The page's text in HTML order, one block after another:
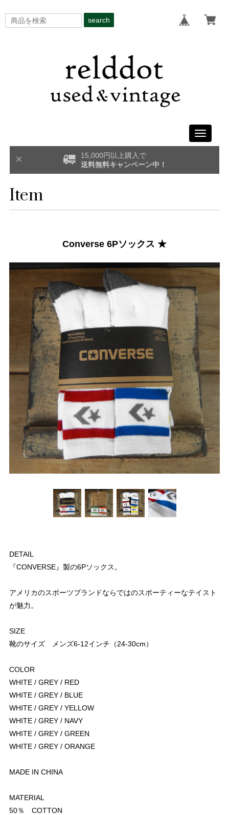
search
Toggle
15,000円以上購入で
送料無料キャンペーン中！
Item
Converse 6Pソックス ★
DETAIL
『CONVERSE』製の6Pソックス。
アメリカのスポーツブランドならではのスポーティーなテイスト
が魅力。
SIZE
靴のサイズ メンズ6-12インチ（24-30cm）
COLOR
WHITE / GREY / RED
WHITE / GREY / BLUE
WHITE / GREY / YELLOW
WHITE / GREY / NAVY
WHITE / GREY / GREEN
WHITE / GREY / ORANGE
MADE IN CHINA
MATERIAL
50％ COTTON